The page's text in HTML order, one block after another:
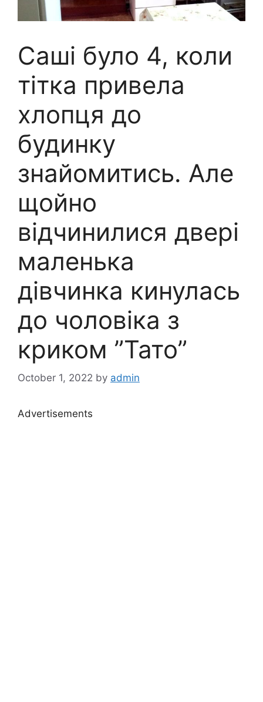
Саші було 4, коли
тітка привела
хлопця до
будинку
знайомитись. Але
щойно
відчинилися двері
маленька
дівчинка кинулась
до чоловіка з
криком ”Тато”
October 1, 2022 by admin
Advertisements